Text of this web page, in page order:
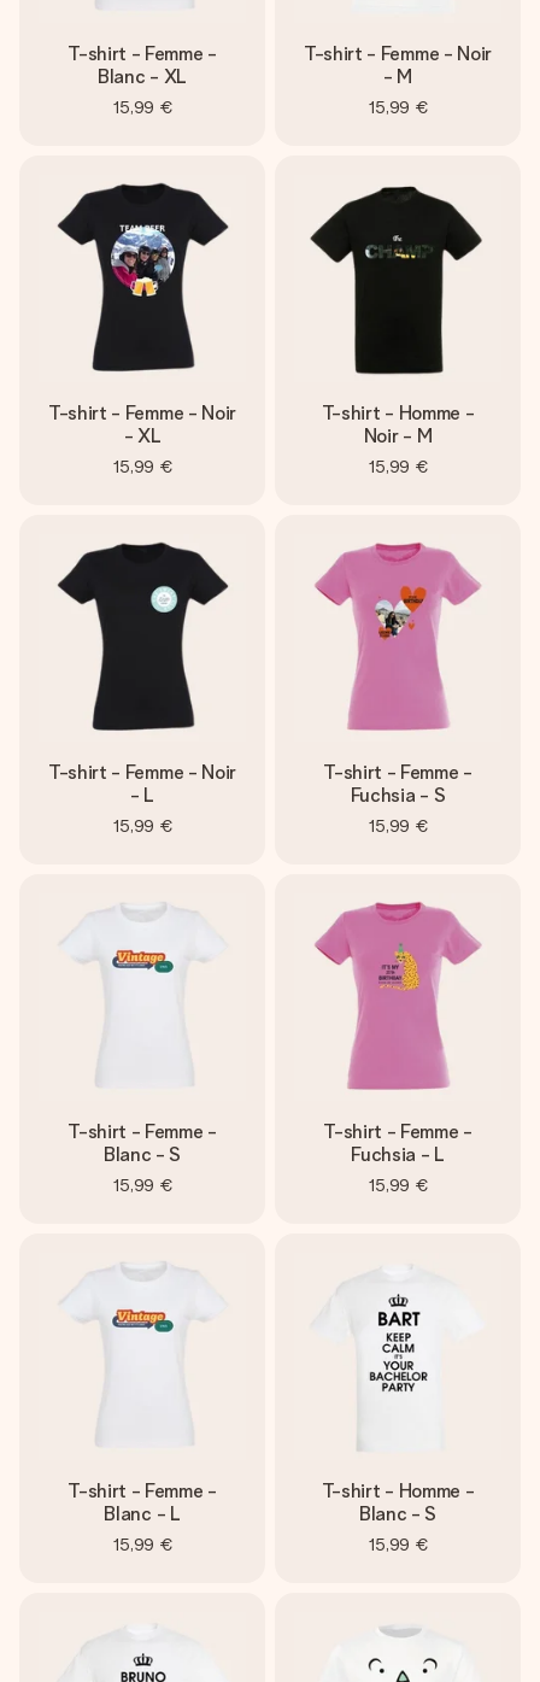
T-shirt - Femme -
Blanc - XL
15,99 €
T-shirt - Femme - Noir
- M
15,99 €
T-shirt - Femme - Noir
- XL
15,99 €
T-shirt - Homme -
Noir - M
15,99 €
T-shirt - Femme - Noir
- L
15,99 €
T-shirt - Femme -
Fuchsia - S
15,99 €
T-shirt - Femme -
Blanc - S
15,99 €
T-shirt - Femme -
Fuchsia - L
15,99 €
T-shirt - Femme -
Blanc - L
15,99 €
T-shirt - Homme -
Blanc - S
15,99 €